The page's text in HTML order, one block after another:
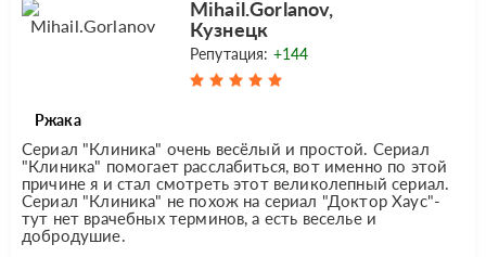
Mihail.Gorlanov,
Кузнецк
Репутация: +144
Ржака
Сериал "Клиника" очень весёлый и простой. Сериал
"Клиника" помогает расслабиться, вот именно по этой
причине я и стал смотреть этот великолепный сериал.
Сериал "Клиника" не похож на сериал "Доктор Хаус"-
тут нет врачебных терминов, а есть веселье и
добродушие.